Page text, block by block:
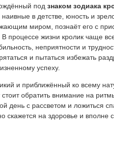
под знаком зодиака
в детстве, юность и
миром, познаёт его с
процессе жизни кролик чаще
неприятности и
и пытаться избежать
успеху.
и приближённый ко всему
обратить внимание на
день с рассветом и ложиться
скажется на здоровье и вполне